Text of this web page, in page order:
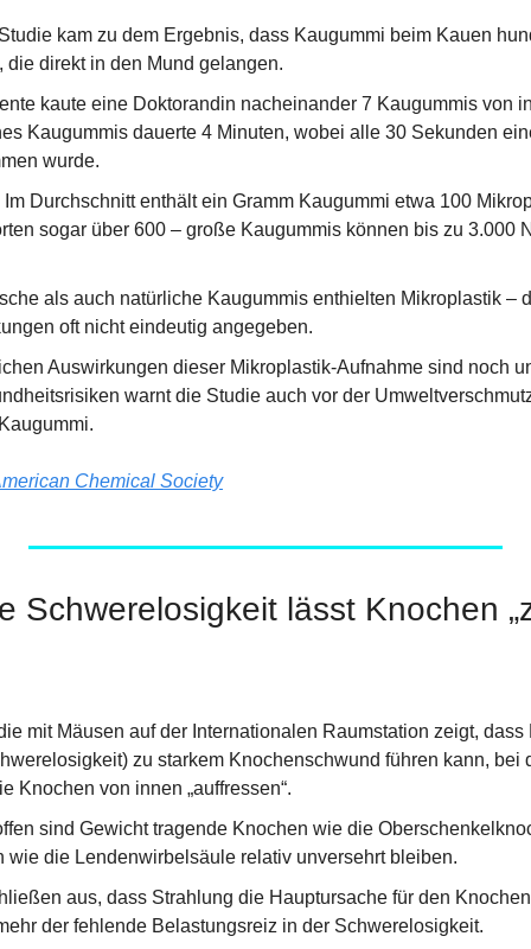
kam zu dem Ergebnis, dass Kaugummi beim Kauen
die direkt in den Mund gelangen.
kaute eine Doktorandin nacheinander 7 Kaugummis von
Kaugummis dauerte 4 Minuten, wobei alle 30 Sekunden
wurde.
Durchschnitt enthält ein Gramm Kaugummi etwa 100
sogar über 600 – große Kaugummis können bis zu 3.000
als auch natürliche Kaugummis enthielten Mikroplastik –
oft nicht eindeutig angegeben.
Auswirkungen dieser Mikroplastik-Aufnahme sind noch
warnt die Studie auch vor der
Chemical Society
Schwerelosigkeit lässt Knochen
mit Mäusen auf der Internationalen Raumstation zeigt, dass
zu starkem Knochenschwund führen kann, bei
Knochen von innen „auffressen“.
sind Gewicht tragende Knochen wie die
wie die Lendenwirbelsäule relativ unversehrt bleiben.
aus, dass Strahlung die Hauptursache für den
der fehlende Belastungsreiz in der Schwerelosigkeit.